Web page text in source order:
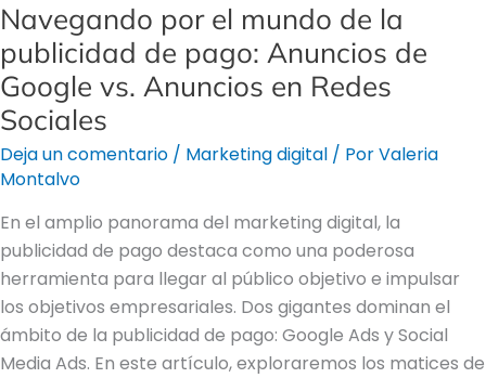
Navegando por el mundo de la
publicidad de pago: Anuncios de
Google vs. Anuncios en Redes
Sociales
Deja un comentario / Marketing digital / PorValeria
Montalvo
En el amplio panorama del marketing digital, la
publicidad de pago destaca como una poderosa
herramienta para llegar al público objetivo e impulsar
los objetivos empresariales. Dos gigantes dominan el
ámbito de la publicidad de pago: Google Ads y Social
Media Ads. En este artículo, exploraremos los matices de
Anuncios
en
Redes
Sociales